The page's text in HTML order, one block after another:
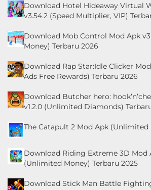
Download Hotel Hideaway Virtual
v3.54.2 (Speed Multiplier, VIP)
Download Mob Control Mod Apk
Money) Terbaru 2026
Download Rap Star:Idle Clicker Mod
Ads Free Rewards) Terbaru 2026
Download Butcher hero:
v1.2.0 (Unlimited Diamonds)
The Catapult 2 Mod Apk (Unlimited
Download Riding Extreme 3D Mod
(Unlimited Money) Terbaru 2025
Download Stick Man Battle